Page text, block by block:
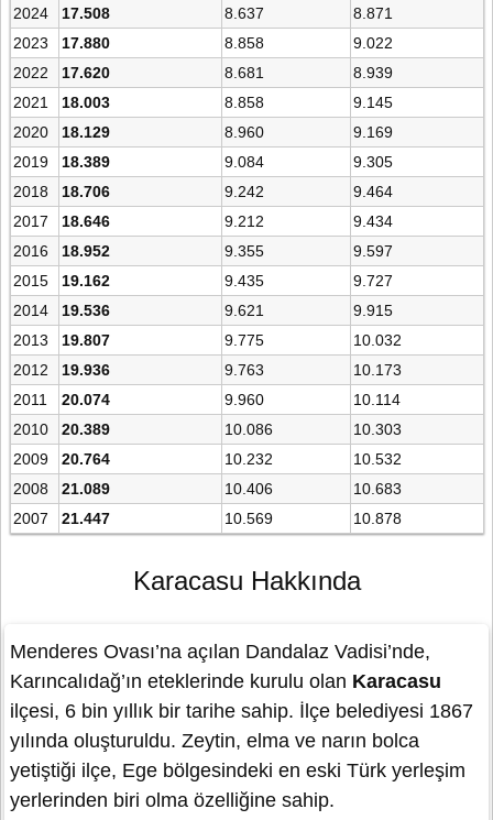
2024
17.508 8.637
8.871
2023
17.880 8.858
9.022
2022
17.620 8.681
8.939
2021
18.003 8.858
9.145
2020
18.129 8.960
9.169
2019
18.389 9.084
9.305
2018
18.706 9.242
9.464
2017
18.646 9.212
9.434
2016
18.952 9.355
9.597
2015
19.162 9.435
9.727
2014
19.536 9.621
9.915
2013
19.807 9.775
10.032
2012
19.936 9.763
10.173
2011
20.074 9.960
10.114
2010
20.389 10.086
10.303
2009
20.764 10.232
10.532
2008
21.089 10.406
10.683
2007
21.447 10.569 10.878
Karacasu Hakkında
Menderes Ovası’na açılan Dandalaz Vadisi’nde,
Karıncalıdağ’ın eteklerinde kurulu olan Karacasu
ilçesi, 6 bin yıllık bir tarihe sahip. İlçe belediyesi 1867
yılında oluşturuldu. Zeytin, elma ve narın bolca
yetiştiği ilçe, Ege bölgesindeki en eski Türk yerleşim
yerlerinden biri olma özelliğine sahip.